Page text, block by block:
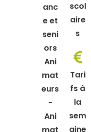
anc
e et
seni
ors
Ani
mat
eurs
-
Ani
scol
aire
s
Tari
fs à
la
sem
aine